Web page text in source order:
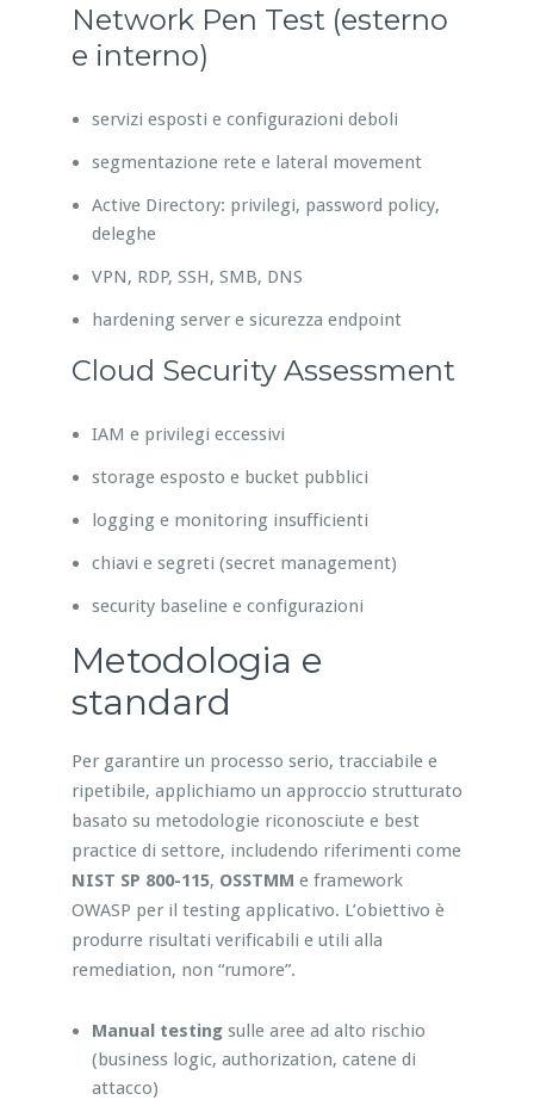
Network Pen Test (esterno
e interno)
servizi esposti e configurazioni deboli
segmentazione rete e lateral movement
Active Directory: privilegi, password policy,
deleghe
VPN, RDP, SSH, SMB, DNS
hardening server e sicurezza endpoint
Cloud Security Assessment
IAM e privilegi eccessivi
storage esposto e bucket pubblici
logging e monitoring insufficienti
chiavi e segreti (secret management)
security baseline e configurazioni
Metodologia e
standard
Per garantire un processo serio, tracciabile e
ripetibile, applichiamo un approccio strutturato
basato su metodologie riconosciute e best
practice di settore, includendo riferimenti come
NIST SP 800-115, OSSTMM e framework
OWASP per il testing applicativo. L’obiettivo è
produrre risultati verificabili e utili alla
remediation, non “rumore”.
Manual testingsulle aree ad alto rischio
(business logic, authorization, catene di
attacco)